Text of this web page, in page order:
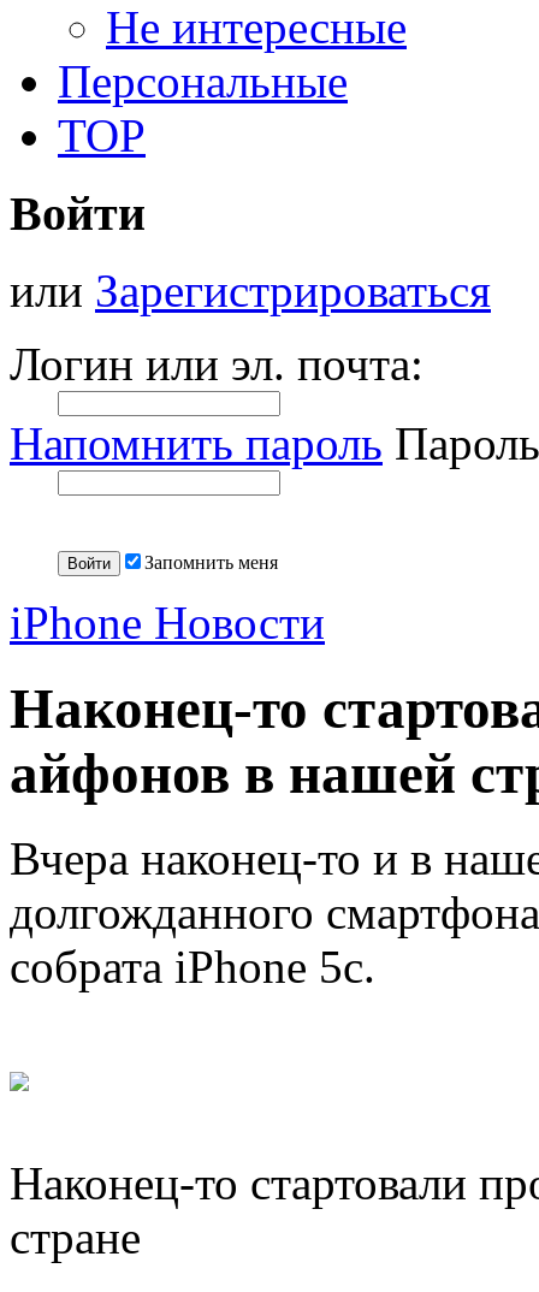
Не интересные
Персональные
TOP
Войти
или Зарегистрироваться
Логин или эл. почта:
Напомнить пароль
Запомнить меня
iPhone Новости
Наконец-то
айфонов в нашей
Вчера наконец-то и в
долгожданного
собрата iPhone 5c.
Наконец-то стартовали
стране